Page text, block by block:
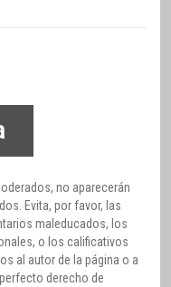
no aparecerán
Evita, por favor, las
maleducados, los
o los calificativos
al autor de la página o a
derecho de